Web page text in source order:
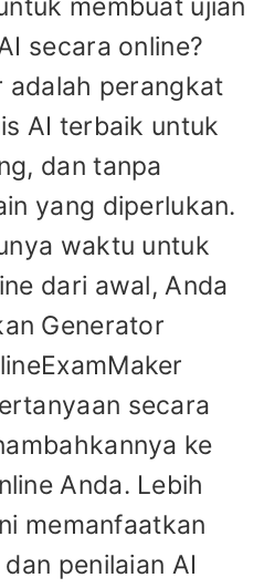
membuat ujian
secara online?
adalah perangkat
AI terbaik untuk
dan tanpa
yang diperlukan.
waktu untuk
dari awal, Anda
Generator
secara
ke
Anda. Lebih
memanfaatkan
penilaian AI